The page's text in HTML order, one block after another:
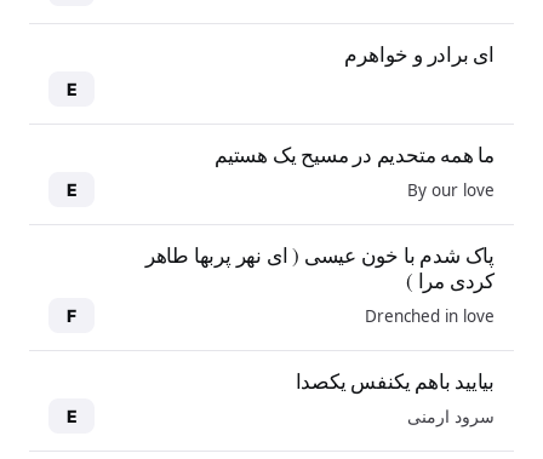
ای برادر و خواهرم
E
ما همه متحدیم در مسیح یک هستیم
By our love
E
پاک شدم با خون عیسی ( ای نهر پربها طاهر
کردی مرا )
Drenched in love
F
بیایید باهم یکنفس یکصدا
سرود ارمنی E